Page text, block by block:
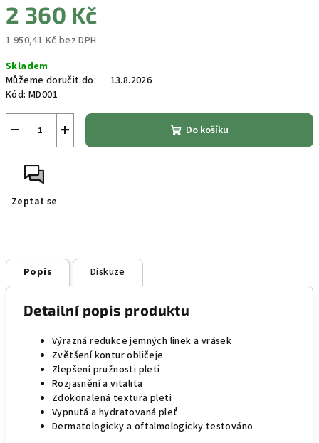
2 360 Kč
1 950,41 Kč bez DPH
cena:
Skladem
Můžeme doručit do:
13.8.2026
Kód: MD001
+
− Do košíku
Zeptat se
Popis Diskuze
Detailní popis produktu
Výrazná redukce jemných linek a vrásek
Zvětšení kontur obličeje
Zlepšení pružnosti pleti
Rozjasnění a vitalita
Zdokonalená textura pleti
Vypnutá a hydratovaná pleť
Dermatologicky a oftalmologicky testováno